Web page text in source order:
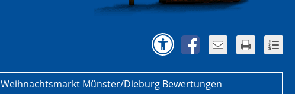
Weihnachtsmarkt Münster/Dieburg Bewertungen